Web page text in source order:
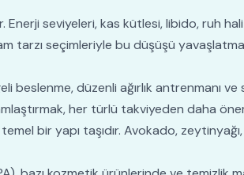
Enerji seviyeleri, kas kütlesi, libido, ruh
tarzı seçimleriyle bu düşüşü
beslenme, düzenli ağırlık antrenmanı
her türlü takviyeden daha
bir yapı taşıdır. Avokado,